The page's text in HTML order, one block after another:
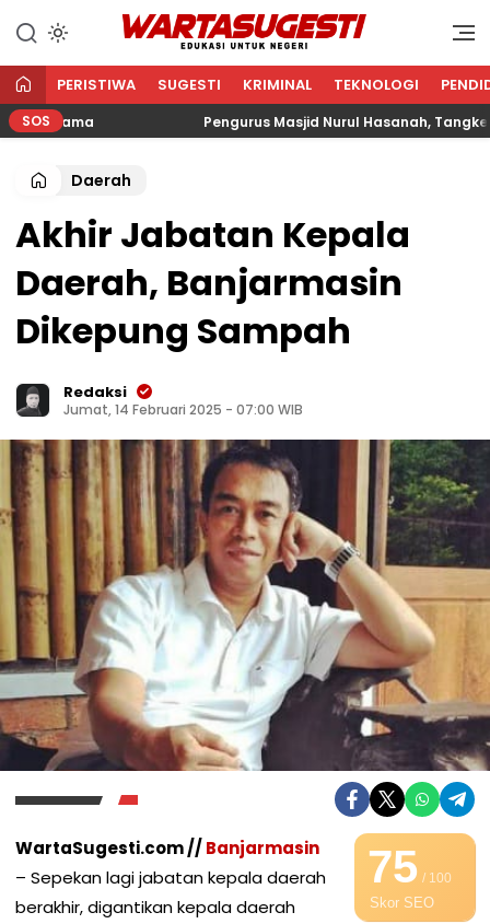
WARTA SUGESTI √ EDUKASI
Edukasi Untuk Negeri
PERISTIWA SUGESTI KRIMINAL TEKNOLOGI
SOS Pengurus Masjid Nurul Hasanah, Tangkerang
Daerah
Akhir Jabatan Kepala
Daerah, Banjarmasin
Dikepung Sampah
Redaksi
Jumat, 14 Februari 2025 - 07:00 WIB
75/ 100
Skor SEO
WartaSugesti.com // Banjarmasin
– Sepekan lagi jabatan kepala daerah
berakhir, digantikan kepala daerah